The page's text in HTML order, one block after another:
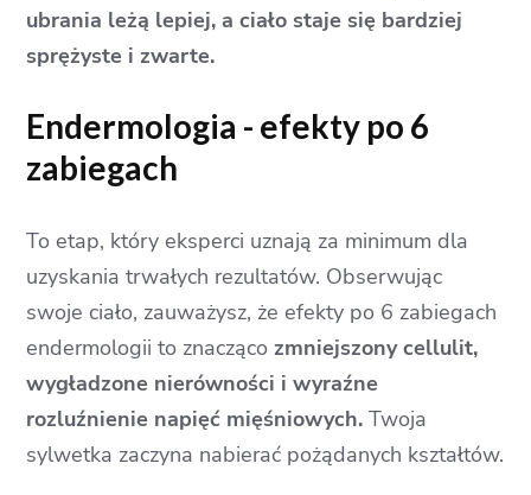
ubrania leżą lepiej, a ciało staje się bardziej
sprężyste i zwarte.
Endermologia - efekty po 6
zabiegach
To etap, który eksperci uznają za minimum dla
uzyskania trwałych rezultatów. Obserwując
swoje ciało, zauważysz, że efekty po 6 zabiegach
endermologii to znacząco zmniejszony cellulit,
wygładzone nierówności i wyraźne
rozluźnienie napięć mięśniowych. Twoja
sylwetka zaczyna nabierać pożądanych kształtów.